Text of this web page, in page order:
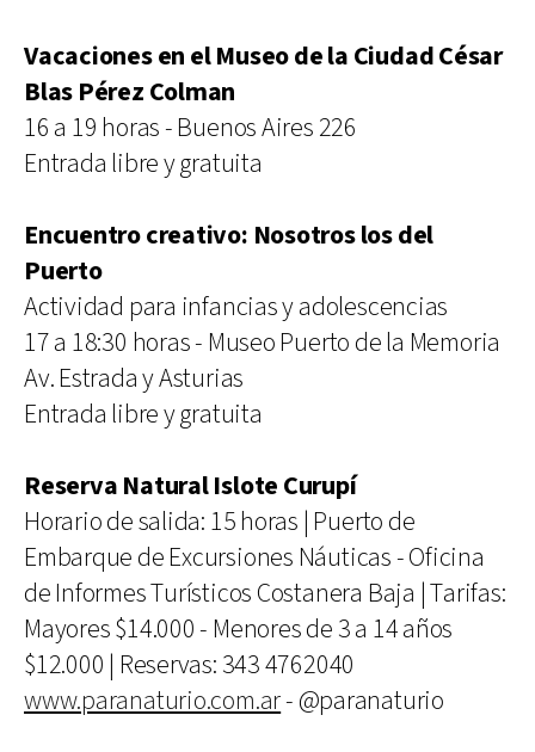
Vacaciones en el Museo de la Ciudad César
Blas Pérez Colman
16 a 19 horas - Buenos Aires 226
Entrada libre y gratuita
Encuentro creativo: Nosotros los del
Puerto
Actividad para infancias y adolescencias
17 a 18:30 horas - Museo Puerto de la Memoria
Av. Estrada y Asturias
Entrada libre y gratuita
Reserva Natural Islote Curupí
Horario de salida: 15 horas | Puerto de
Embarque de Excursiones Náuticas - Oficina
de Informes Turísticos Costanera Baja | Tarifas:
Mayores $14.000 - Menores de 3 a 14 años
$12.000 | Reservas: 343 4762040
www.paranaturio.com.ar- @paranaturio